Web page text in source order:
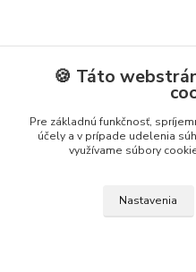
🍪 Táto
Pre základnú funkčnosť,
účely a v prípade udelenia
využívame súbory
Nastavenia